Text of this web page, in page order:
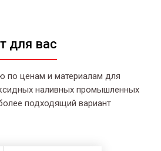
для вас
по ценам и материалам для
наливных промышленных
подходящий вариант